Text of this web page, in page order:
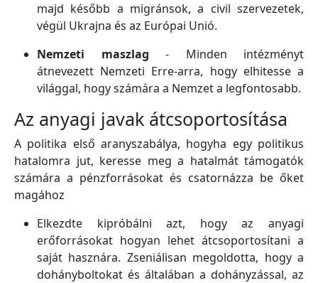
majd később a migránsok, a civil szervezetek,
végül Ukrajna és az Európai Unió.
Nemzeti maszlag - Minden intézményt
átnevezett Nemzeti Erre-arra, hogy elhitesse a
világgal, hogy számára a Nemzet a legfontosabb.
Az anyagi javak átcsoportosítása
A politika első aranyszabálya, hogyha egy politikus
hatalomra jut, keresse meg a hatalmát támogatók
számára a pénzforrásokat és csatornázza be őket
magához
Elkezdte kipróbálni azt, hogy az anyagi
erőforrásokat hogyan lehet átcsoportosítani a
saját hasznára. Zseniálisan megoldotta, hogy a
dohányboltokat és általában a dohányzással, az